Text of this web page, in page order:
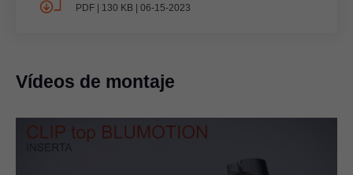
PDF 130 KB 06-15-2023
Vídeos de montaje